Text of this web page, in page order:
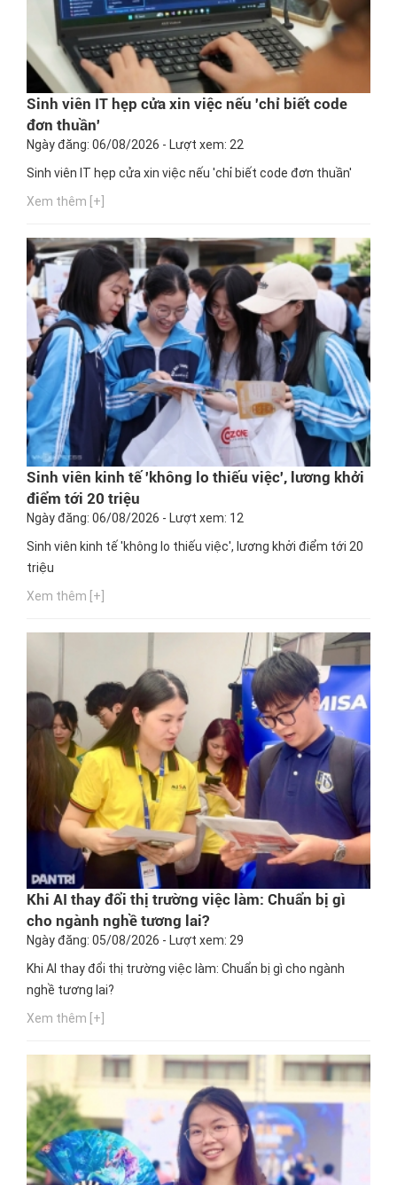
Sinh viên IT hẹp cửa xin việc nếu 'chỉ biết code
đơn thuần'
Ngày đăng: 06/08/2026 - Lượt xem: 22
Sinh viên IT hẹp cửa xin việc nếu 'chỉ biết code đơn thuần'
Xem thêm [+]
Sinh viên kinh tế 'không lo thiếu việc', lương khởi
điểm tới 20 triệu
Ngày đăng: 06/08/2026 - Lượt xem: 12
Sinh viên kinh tế 'không lo thiếu việc', lương khởi điểm tới 20
triệu
Xem thêm [+]
Khi AI thay đổi thị trường việc làm: Chuẩn bị gì
cho ngành nghề tương lai?
Ngày đăng: 05/08/2026 - Lượt xem: 29
Khi AI thay đổi thị trường việc làm: Chuẩn bị gì cho ngành
nghề tương lai?
Xem thêm [+]